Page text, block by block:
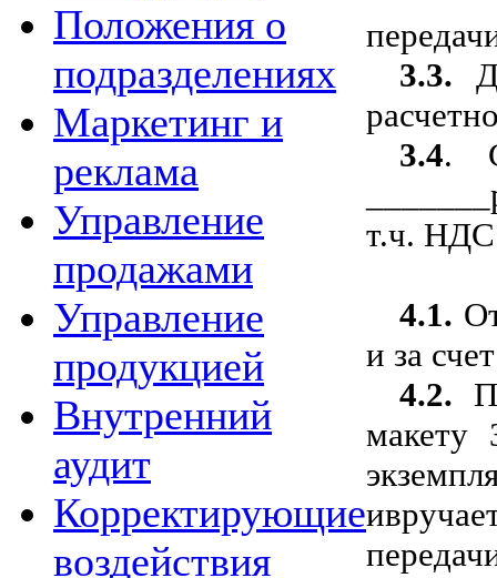
Положения о
подразделениях
Маркетинг и
реклама
Управление
продажами
Управление
продукцией
Внутренний
аудит
Корректирующие
воздействия
3.3.
3.4.
т.ч. НДС
4.1.
и за
4.2.
макету